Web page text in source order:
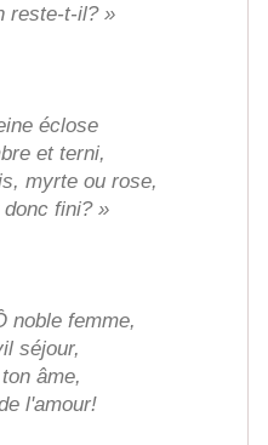
reste-t-il? »
éclose
et terni,
myrte ou rose,
fini? »
noble femme,
séjour,
âme,
l'amour!